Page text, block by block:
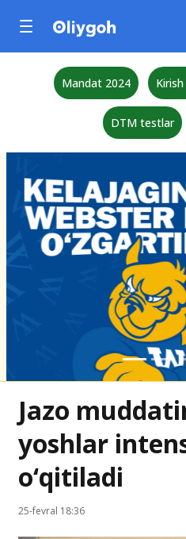
Mandat 2024
DTM testlar
Jazo
yoshlar
o‘qitiladi
25-fevral 18:36